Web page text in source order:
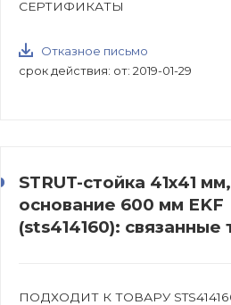
СЕРТИФИКАТЫ
Отказное письмо
срок действия: от: 2019-01-29
STRUT-стойка 41х41 мм,
основание 600 мм EKF
(sts414160): связанные
ПОДХОДИТ К ТОВАРУ